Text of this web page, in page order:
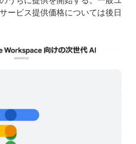
ービス提供価格については後日